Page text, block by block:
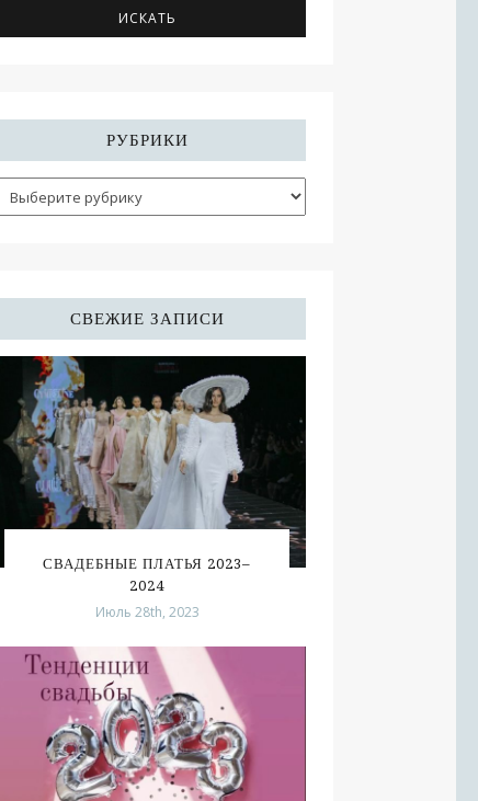
РУБРИКИ
СВЕЖИЕ ЗАПИСИ
СВАДЕБНЫЕ ПЛАТЬЯ 2023–
2024
Июль 28th, 2023